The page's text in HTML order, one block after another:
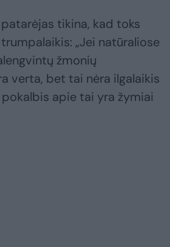
tikina, kad toks
„Jei natūraliose
žmonių
verta, bet tai nėra ilgalaikis
apie tai yra žymiai